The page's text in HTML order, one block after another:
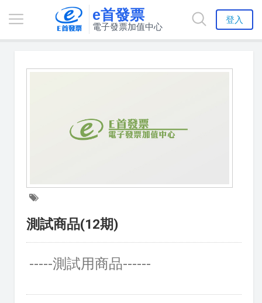
e首發票
電子發票加值中心
登入
測試商品(12期)
-----測試用商品------